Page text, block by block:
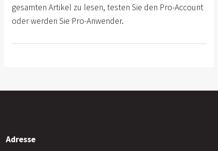
gesamten Artikel zu lesen, testen Sie den Pro-Account
oder werden Sie Pro-Anwender.
Adresse